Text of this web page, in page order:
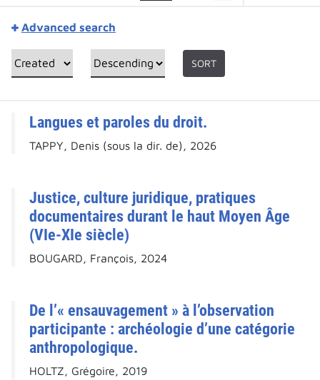
Advanced search
SORT
Langues et paroles du droit.
TAPPY, Denis (sous la dir. de), 2026
Justice, culture juridique, pratiques
documentaires durant le haut Moyen Âge
(VIe-XIe siècle)
BOUGARD, François, 2024
De l’« ensauvagement » à l’observation
participante : archéologie d’une catégorie
anthropologique.
HOLTZ, Grégoire, 2019